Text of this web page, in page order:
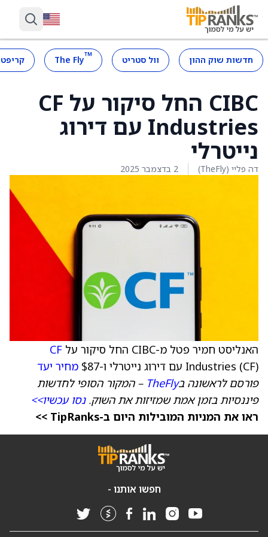
חדשות שוק ההון וול סטריט ™
The Fly
CIBC החל סיקור על CF
Industries עם דירוג
נייטרלי
דה פליי (TheFly) 2 בדצמבר 2025
האנליסט חמיר פטל מ-CIBC החל סיקור על
CF
Industries (CF) עם דירוג נייטרלי ו-$87
מחיר יעד
פורסם לראשונה בTheFly – המקור הסופי לחדשות
פיננסיות בזמן אמת שמזיזות את השוק.נסו עכשיו>>
ראו את המניות המובילות היום ב-TipRanks >>
חפשו אותנו -